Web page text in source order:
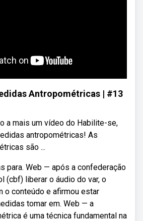
Antropométricas | #13
a mais um vídeo do Habilite-se,
antropométricas! As
são ...
para. Web — após a confederação
(cbf) liberar o áudio do var, o
o conteúdo e afirmou estar
tomar em. Web — a
é uma técnica fundamental na